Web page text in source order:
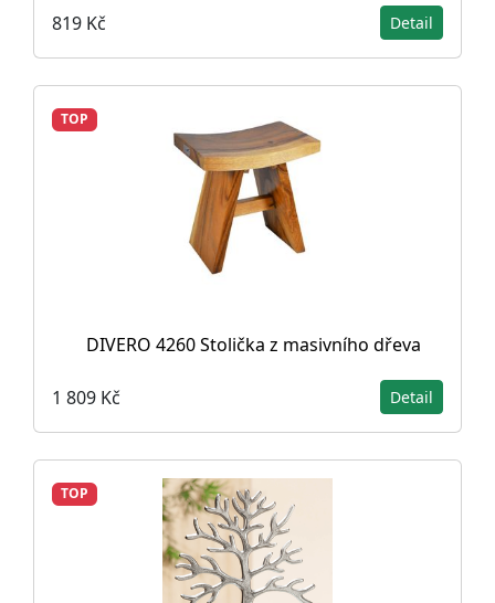
819 Kč Detail
TOP
DIVERO 4260 Stolička z masivního dřeva
1 809 Kč Detail
TOP